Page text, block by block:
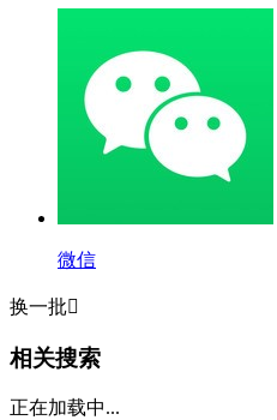
微信
换一批
相关搜索
正在加载中...